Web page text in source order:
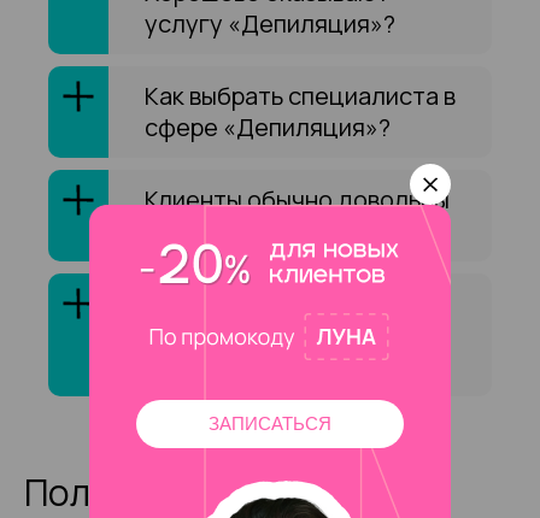
услугу «Депиляция»?
Как выбрать специалиста в
сфере «Депиляция»?
Клиенты обычно довольны
«Депиляция» на на
Полезные статьи
ЗАПИСАТЬСЯ